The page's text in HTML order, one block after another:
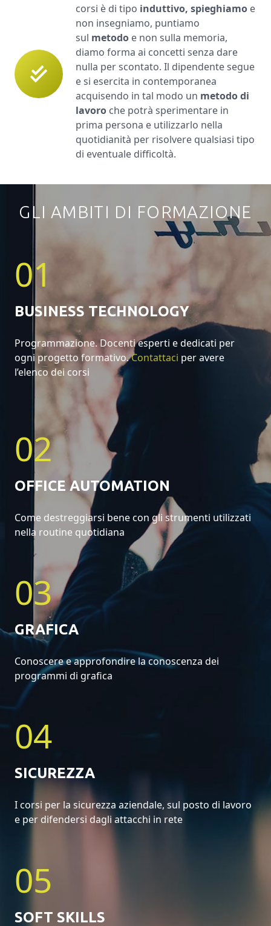
corsi è di tipo induttivo, spieghiamo e
non insegniamo, puntiamo
sul metodo e non sulla memoria,
diamo forma ai concetti senza dare
nulla per scontato. Il dipendente segue
e si esercita in contemporanea
acquisendo in tal modo un metodo di
lavoro che potrà sperimentare in
prima persona e utilizzarlo nella
quotidianità per risolvere qualsiasi tipo
di eventuale difficoltà.
GLI AMBITI DI FORMAZIONE
01
BUSINESS TECHNOLOGY
Programmazione. Docenti esperti e dedicati per
ogni progetto formativo.Contattaci per avere
l’elenco dei corsi
02
OFFICE AUTOMATION
Come destreggiarsi bene con gli strumenti utilizzati
nella routine quotidiana
03
GRAFICA
Conoscere e approfondire la conoscenza dei
programmi di grafica
04
SICUREZZA
I corsi per la sicurezza aziendale, sul posto di lavoro
e per difendersi dagli attacchi in rete
05
SOFT SKILLS